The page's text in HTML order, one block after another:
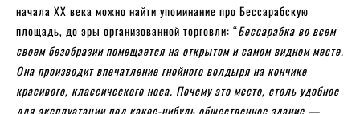
начала ХХ века можно найти упоминание про Бессарабскую
площадь, до эры организованной торговли: “Бессарабка во всем
своем безобразии помещается на открытом и самом видном месте.
Она производит впечатление гнойного волдыря на кончике
красивого, классического носа. Почему это место, столь удобное
для эксплуатации под какое-нибудь общественное здание —